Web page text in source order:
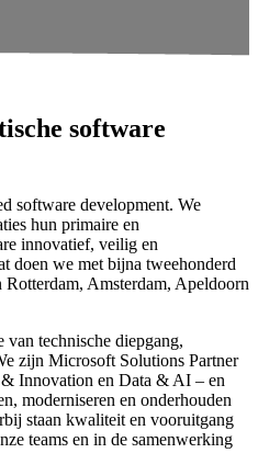
software
software development. We
hun primaire en
innovatief, veilig en
doen we met bijna tweehonderd
Rotterdam, Amsterdam, Apeldoorn
technische diepgang,
zijn Microsoft Solutions Partner
Innovation en Data & AI – en
moderniseren en onderhouden
staan kwaliteit en vooruitgang
teams en in de samenwerking